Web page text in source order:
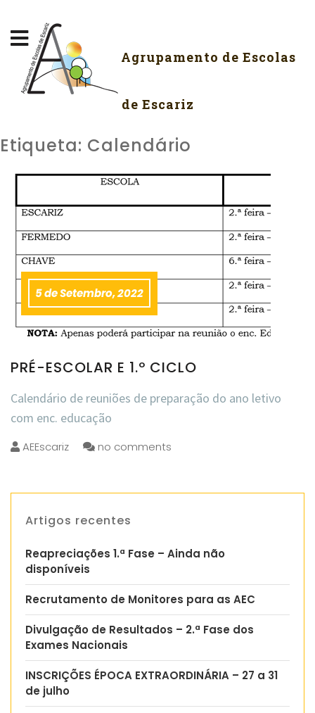
Agrupamento de Escolas
de Escariz
Etiqueta: Calendário
5 de Setembro, 2022
PRÉ-ESCOLAR E 1.º CICLO
Calendário de reuniões de preparação do ano letivo
com enc. educação
AEEscariz no comments
Artigos recentes
Reapreciações 1.ª Fase – Ainda não
disponíveis
Recrutamento de Monitores para as AEC
Divulgação de Resultados – 2.ª Fase dos
Exames Nacionais
INSCRIÇÕES ÉPOCA EXTRAORDINÁRIA – 27 a 31
de julho